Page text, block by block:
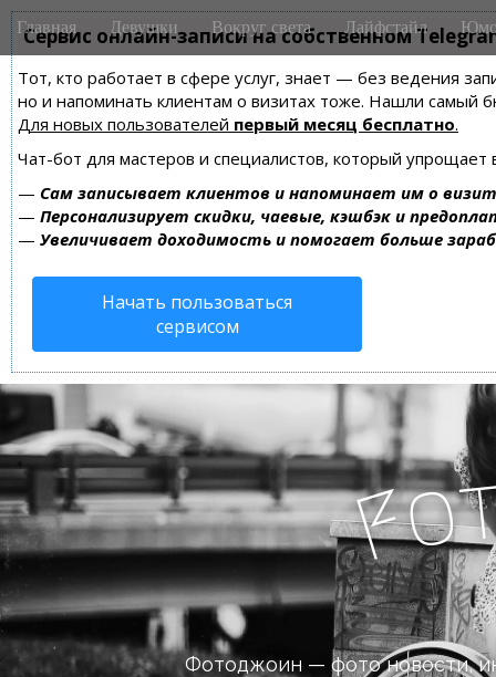
Сервис онлайн-записи на собственном
Тот, кто работает в сфере услуг, знает — без ведения
но и напоминать клиентам о визитах тоже. Нашли самый
Для новых пользователей первый месяц бесплатно.
Чат-бот для мастеров и специалистов, который упрощает
— Сам записывает клиентов и напоминает им о
— Персонализирует скидки, чаевые, кэшбэк и
— Увеличивает доходимость и помогает больше
Начать пользоваться
сервисом
M
a
n
m
e
n
u
i
Главная Девушки Вокруг света Лайфстайл
Fo
Фотоджоин — фото новости,